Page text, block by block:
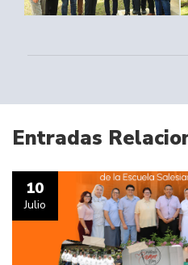
Entradas
10
Julio